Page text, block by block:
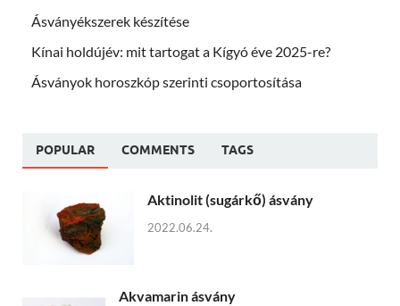
Ásványékszerek készítése
Kínai holdújév: mit tartogat a Kígyó éve 2025-re?
Ásványok horoszkóp szerinti csoportosítása
POPULAR COMMENTS TAGS
Aktinolit (sugárkő) ásvány
2022.06.24.
Akvamarin ásvány